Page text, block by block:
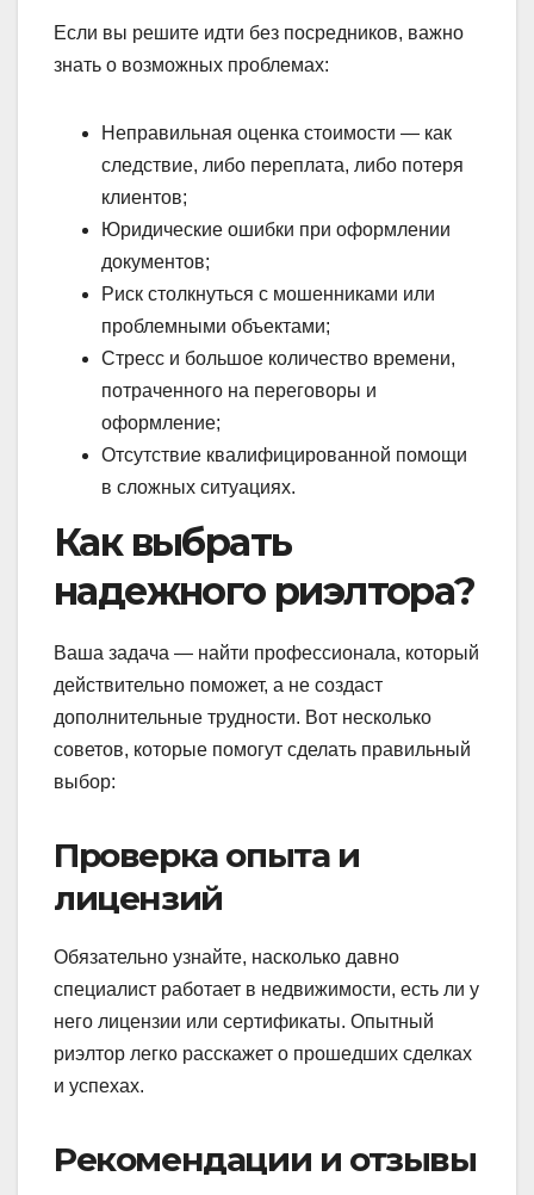
Если вы решите идти без посредников, важно
знать о возможных проблемах:
Неправильная оценка стоимости — как
следствие, либо переплата, либо потеря
клиентов;
Юридические ошибки при оформлении
документов;
Риск столкнуться с мошенниками или
проблемными объектами;
Стресс и большое количество времени,
потраченного на переговоры и
оформление;
Отсутствие квалифицированной помощи
в сложных ситуациях.
Как выбрать
надежного риэлтора?
Ваша задача — найти профессионала, который
действительно поможет, а не создаст
дополнительные трудности. Вот несколько
советов, которые помогут сделать правильный
выбор:
Проверка опыта и
лицензий
Обязательно узнайте, насколько давно
специалист работает в недвижимости, есть ли у
него лицензии или сертификаты. Опытный
риэлтор легко расскажет о прошедших сделках
и успехах.
Рекомендации и отзывы